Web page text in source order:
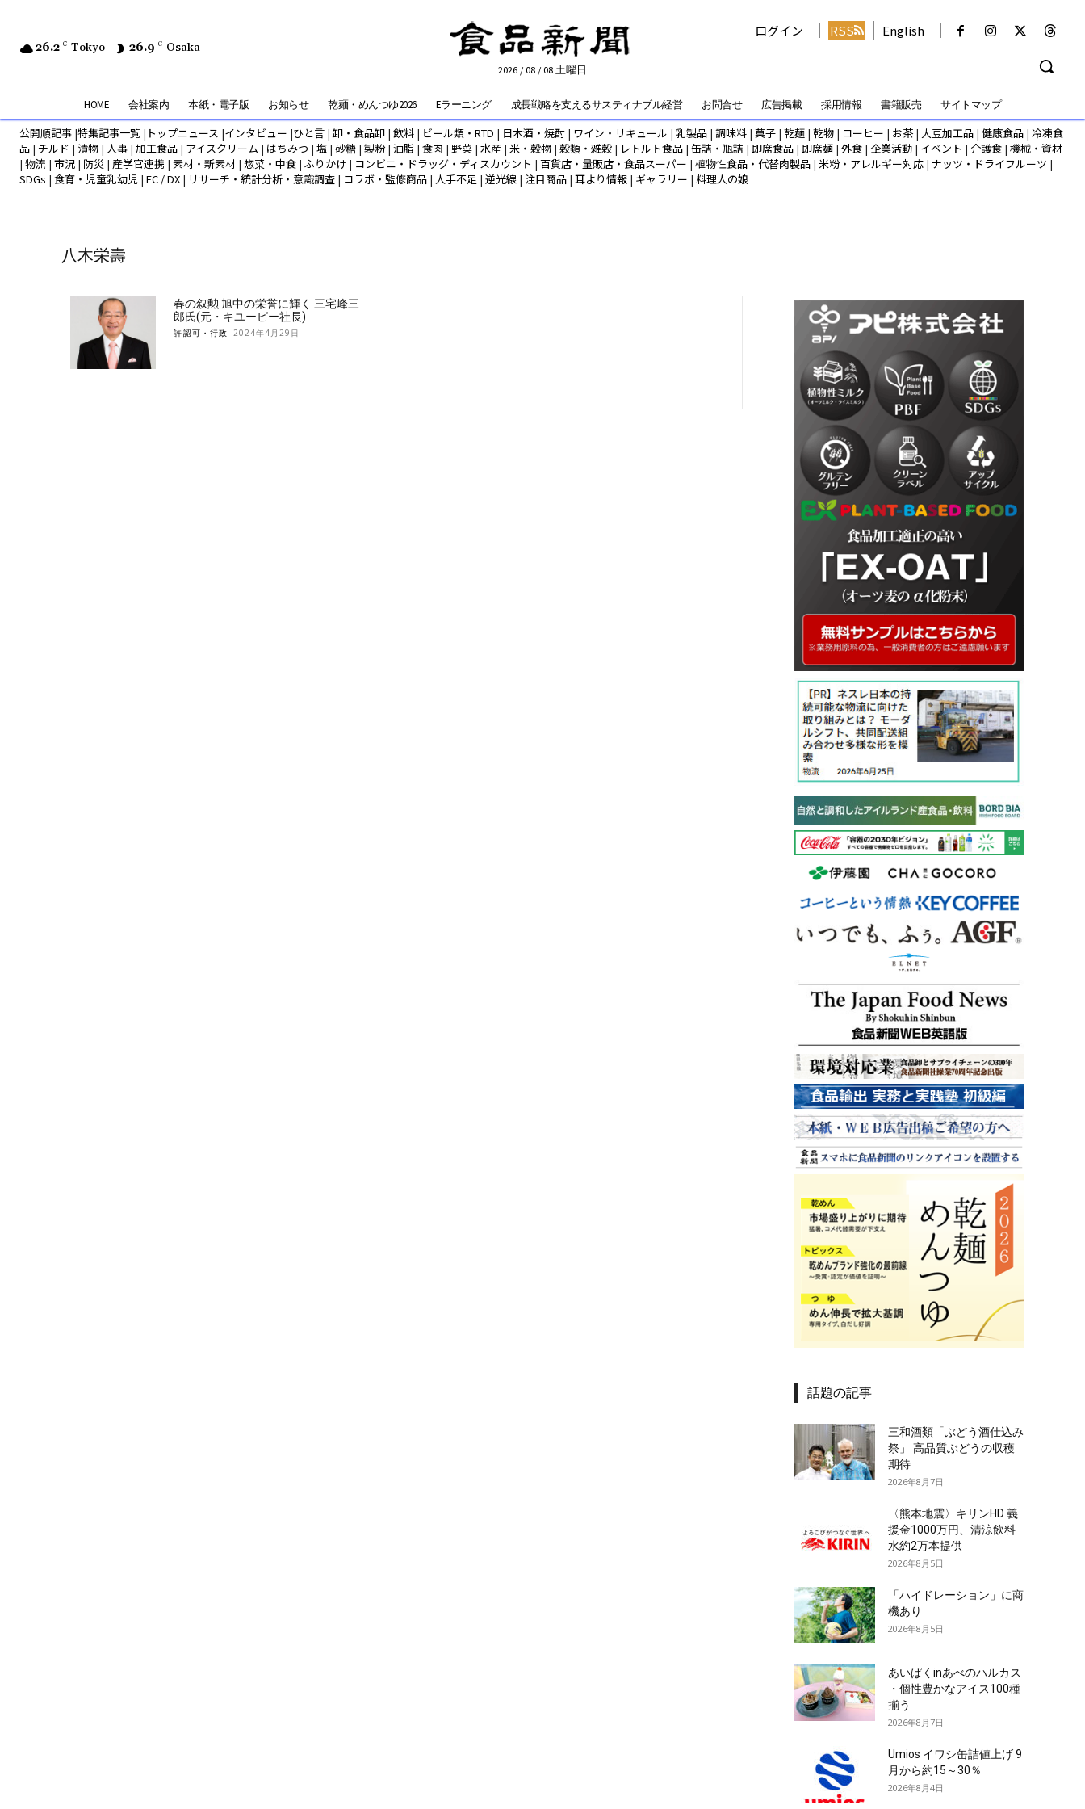
26.2 C Tokyo 26.9 C Osaka
2026 / 08 / 08 土曜日
ログイン RSS English
HOME 会社案内 本紙・電子版 お知らせ 乾麺・めんつゆ2026 Eラーニング 成長戦略を支えるサスティナブル経営 お問合せ 広告掲載 採用情報 書籍販売 サイトマップ
公開順記事 |特集記事一覧 | トップニュース |インタビュー |ひと言 |卸・食品卸 | 飲料 | ビール類・RTD | 日本酒・焼酎 | ワイン・リキュール | 乳製品 | 調味料 | 菓子 | 乾麺 | 乾物 | コーヒー | お茶 | 大豆加工品 | 健康食品 | 冷凍食
品 | チルド | 漬物 | 人事 | 加工食品 | アイスクリーム | はちみつ | 塩 | 砂糖 | 製粉| 油脂 | 食肉 | 野菜 | 水産 | 米・穀物 | 穀類・雑穀 | レトルト食品 | 缶詰・瓶詰 | 即席食品 | 即席麺 | 外食 | 企業活動 | イベント | 介護食 | 機械・資材
| 物流 | 市況 | 防災 | 産学官連携 | 素材・新素材 | 惣菜・中食 | ふりかけ | コンビニ・ドラッグ・ディスカウント | 百貨店・量販店・食品スーパー | 植物性食品・代替肉製品 | 米粉・アレルギー対応 | ナッツ・ドライフルーツ |
SDGs | 食育・児童乳幼児 | EC / DX | リサーチ・統計分析・意識調査 | コラボ・監修商品 | 人手不足 | 逆光線 | 注目商品 | 耳より情報 | ギャラリー | 料理人の娘
八木栄壽
春の叙勲 旭中の栄誉に輝く 三宅峰三
郎氏(元・キユーピー社長)
許認可・行政 2024年4月29日
話題の記事
三和酒類「ぶどう酒仕込み
祭」 高品質ぶどうの収穫
期待
2026年8月7日
〈熊本地震〉キリンHD 義
援金1000万円、清涼飲料
水約2万本提供
2026年8月5日
「ハイドレーション」に商
機あり
2026年8月5日
あいぱくinあべのハルカス
・個性豊かなアイス100種
揃う
2026年8月7日
Umios イワシ缶詰値上げ 9
月から約15～30％
2026年8月4日